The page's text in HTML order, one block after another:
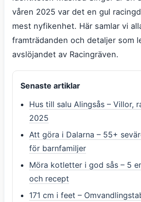
våren 2025 var det en gul
mest nyfikenhet. Här samlar vi
framträdanden och detaljer som
avslöjandet av Racingräven.
Senaste artiklar
Hus till salu Alingsås – Villor,
2025
Att göra i Dalarna – 55+
för barnfamiljer
Möra kotletter i god sås – 5
och recept
171 cm i feet –